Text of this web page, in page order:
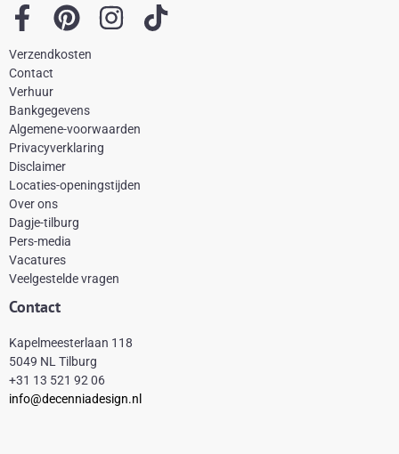
F
a
c
e
b
o
o
k
-
f
P
i
e
r
e
t
I
a
r
T
Verzendkosten
Contact
Verhuur
Bankgegevens
Algemene-voorwaarden
Privacyverklaring
Disclaimer
Locaties-openingstijden
Over ons
Dagje-tilburg
Pers-media
Vacatures
Veelgestelde vragen
Contact
Kapelmeesterlaan 118
5049 NL Tilburg
+31 13 521 92 06
info@decenniadesign.nl